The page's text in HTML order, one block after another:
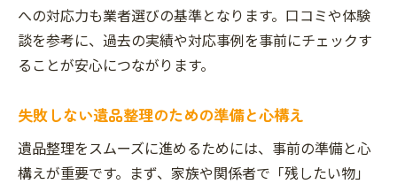
への対応力も業者選びの基準となります。口コミや体験
談を参考に、過去の実績や対応事例を事前にチェックす
ることが安心につながります。
失敗しない遺品整理のための準備と心構え
遺品整理をスムーズに進めるためには、事前の準備と心
構えが重要です。まず、家族や関係者で「残したい物」